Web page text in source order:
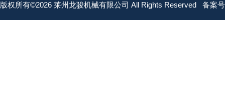
版权所有©2026 莱州龙骏机械有限公司 All Rights Reserved 备案